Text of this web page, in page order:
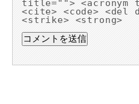
title=""> <acronym
<cite> <code> <del
<strike> <strong>